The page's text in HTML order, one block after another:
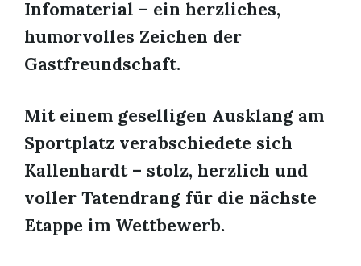
Infomaterial – ein herzliches,
humorvolles Zeichen der
Gastfreundschaft.
Mit einem geselligen Ausklang am
Sportplatz verabschiedete sich
Kallenhardt – stolz, herzlich und
voller Tatendrang für die nächste
Etappe im Wettbewerb.